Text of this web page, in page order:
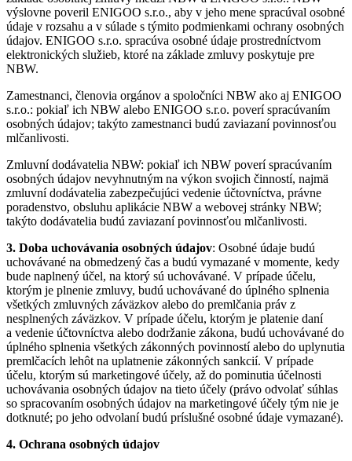
výslovne poveril ENIGOO s.r.o., aby v jeho mene spracúval osobné
údaje v rozsahu a v súlade s týmito podmienkami ochrany osobných
údajov. ENIGOO s.r.o. spracúva osobné údaje prostredníctvom
elektronických služieb, ktoré na základe zmluvy poskytuje pre
NBW.
Zamestnanci, členovia orgánov a spoločníci NBW ako aj ENIGOO
s.r.o.: pokiaľ ich NBW alebo ENIGOO s.r.o. poverí spracúvaním
osobných údajov; takýto zamestnanci budú zaviazaní povinnosťou
mlčanlivosti.
Zmluvní dodávatelia NBW: pokiaľ ich NBW poverí spracúvaním
osobných údajov nevyhnutným na výkon svojich činností, najmä
zmluvní dodávatelia zabezpečujúci vedenie účtovníctva, právne
poradenstvo, obsluhu aplikácie NBW a webovej stránky NBW;
takýto dodávatelia budú zaviazaní povinnosťou mlčanlivosti.
3. Doba uchovávania osobných údajov: Osobné údaje budú
uchovávané na obmedzený čas a budú vymazané v momente, kedy
bude naplnený účel, na ktorý sú uchovávané. V prípade účelu,
ktorým je plnenie zmluvy, budú uchovávané do úplného splnenia
všetkých zmluvných záväzkov alebo do premlčania práv z
nesplnených záväzkov. V prípade účelu, ktorým je platenie daní
a vedenie účtovníctva alebo dodržanie zákona, budú uchovávané do
úplného splnenia všetkých zákonných povinností alebo do uplynutia
premlčacích lehôt na uplatnenie zákonných sankcií. V prípade
účelu, ktorým sú marketingové účely, až do pominutia účelnosti
uchovávania osobných údajov na tieto účely (právo odvolať súhlas
so spracovaním osobných údajov na marketingové účely tým nie je
dotknuté; po jeho odvolaní budú príslušné osobné údaje vymazané).
4. Ochrana osobných údajov